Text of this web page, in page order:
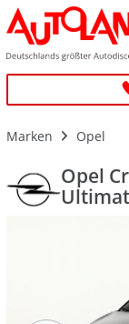
Marken Opel
Opel